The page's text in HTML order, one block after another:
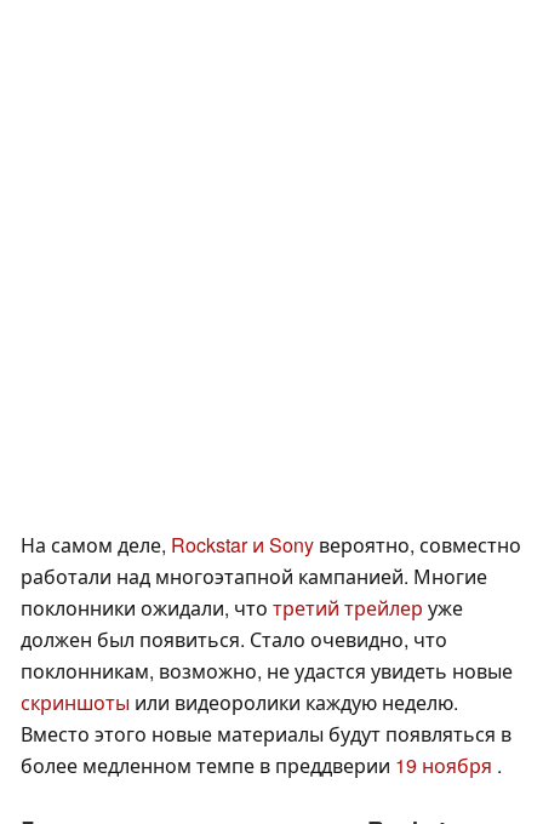
На самом деле, Rockstar и Sony вероятно, совместно
работали над многоэтапной кампанией. Многие
поклонники ожидали, что третий трейлер уже
должен был появиться. Стало очевидно, что
поклонникам, возможно, не удастся увидеть новые
скриншоты или видеоролики каждую неделю.
Вместо этого новые материалы будут появляться в
более медленном темпе в преддверии 19 ноября .